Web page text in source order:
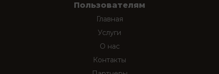
Пользователям
Главная
Услуги
О нас
Контакты